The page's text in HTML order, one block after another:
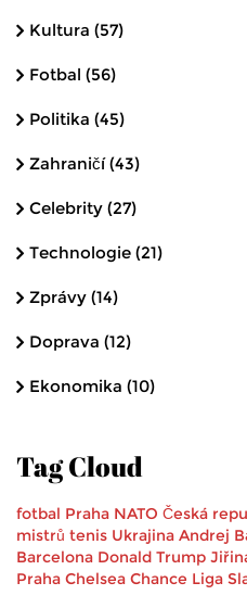
Kultura (57)
Fotbal (56)
Politika (45)
Zahraničí(43)
Celebrity (27)
Technologie (21)
Zprávy (14)
Doprava (12)
Ekonomika (10)
Tag Cloud
fotbal Praha NATO Česká
mistrů tenis Ukrajina Andrej
Barcelona Donald Trump
Praha Chelsea Chance Liga